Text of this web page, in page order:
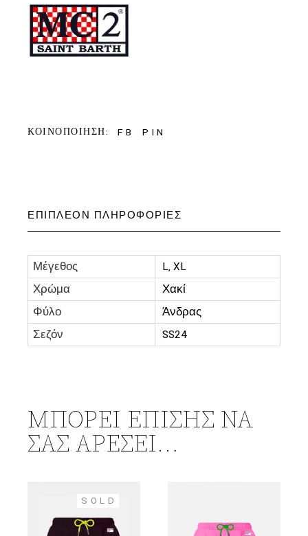
ΚΟΙΝΟΠΟΙΗΣΗ: FB PIN
ΕΠΙΠΛΈΟΝ ΠΛΗΡΟΦΟΡΊΕΣ
Μέγεθος
L, XL
Χρώμα
Χακί
Φύλο
Άνδρας
Σεζόν
SS24
ΜΠΟΡΕΊ ΕΠΊΣΗΣ ΝΑ
ΣΑΣ ΑΡΈΣΕΙ…
SOLD